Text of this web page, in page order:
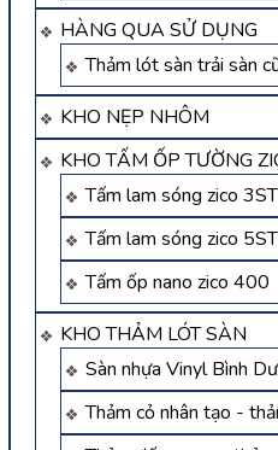
HÀNG QUA SỬ DỤNG
Thảm lót sàn trải sàn
KHO NẸP NHÔM
KHO TẤM ỐP TƯỜNG
Tấm lam sóng zico 3ST
Tấm lam sóng zico 5ST
Tấm ốp nano zico 400
KHO THẢM LÓT SÀN
Sàn nhựa Vinyl Bình
Thảm cỏ nhân tạo -